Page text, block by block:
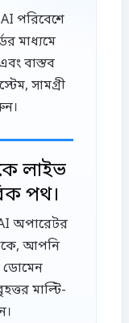
পরিবেশে
মাধ্যমে
বাস্তব
সামগ্রী
লাইভ
পথ।
অপারেটর
আপনি
ডোমেন
মাল্টি-